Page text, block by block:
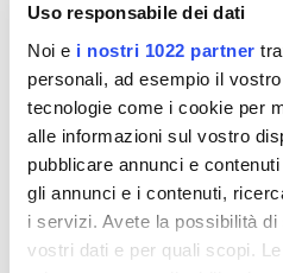
Uso responsabile dei dati
Noi e i nostri 1022 partner
personali, ad esempio il
tecnologie come i cookie per
alle informazioni sul vostro
pubblicare annunci e
gli annunci e i contenuti,
i servizi. Avete la possibilità
vostri dati e per quali scopi.
g
Dettagli del prodotto
About Centro Mességué
Recensioni